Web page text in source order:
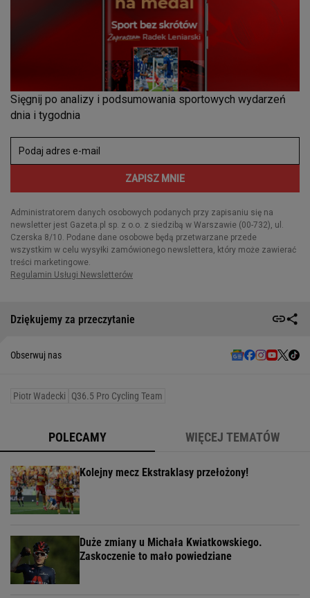
Dziękujemy za przeczytanie
Obserwuj nas
Piotr Wadecki Q36.5 Pro Cycling Team
POLECAMY WIĘCEJ TEMATÓW
Kolejny mecz Ekstraklasy przełożony!
Duże zmiany u Michała Kwiatkowskiego.
Zaskoczenie to mało powiedziane